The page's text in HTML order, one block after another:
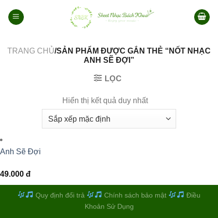
qua
TRANG CHỦ/SẢN PHẨM ĐƯỢC GẮN THẺ “NỐT NHẠC
ANH SẼ ĐỢI”
LỌC
Hiển thị kết quả duy nhất
Anh Sẽ Đợi
49.000 đ
Quy định đổi trả Chính sách bảo mật
Điều
Khoản Sử Dụng